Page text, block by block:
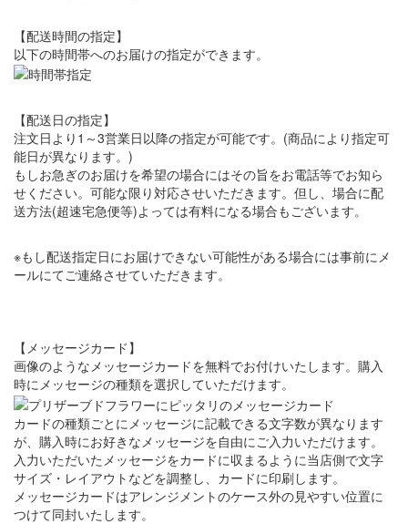
【配送時間の指定】
以下の時間帯へのお届けの指定ができます。
【配送日の指定】
注文日より1～3営業日以降の指定が可能です。(商品により指定可
能日が異なります。)
もしお急ぎのお届けを希望の場合にはその旨をお電話等でお知ら
せください。可能な限り対応させいただきます。但し、場合に配
送方法(超速宅急便等)よっては有料になる場合もございます。
※もし配送指定日にお届けできない可能性がある場合には事前にメ
ールにてご連絡させていただきます。
【メッセージカード】
画像のようなメッセージカードを無料でお付けいたします。購入
時にメッセージの種類を選択していただけます。
カードの種類ごとにメッセージに記載できる文字数が異なります
が、購入時にお好きなメッセージを自由にご入力いただけます。
入力いただいたメッセージをカードに収まるように当店側で文字
サイズ・レイアウトなどを調整し、カードに印刷します。
メッセージカードはアレンジメントのケース外の見やすい位置に
つけて同封いたします。